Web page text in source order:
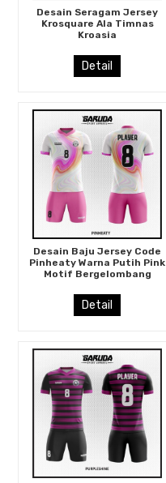
Desain Seragam Jersey
Krosquare Ala Timnas
Kroasia
Detail
Desain Baju Jersey Code
Pinheaty Warna Putih Pink
Motif Bergelombang
Detail